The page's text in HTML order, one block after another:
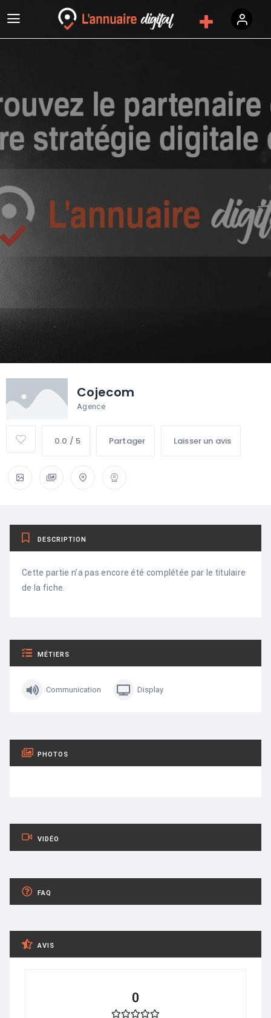
Cojecom
Agence
0.0 / 5 Partager Laisser un avis
DESCRIPTION
Cette partie n’a pas encore été complétée par le titulaire
de la fiche.
MÉTIERS
Communication Display
PHOTOS
VIDÉO
FAQ
AVIS
0